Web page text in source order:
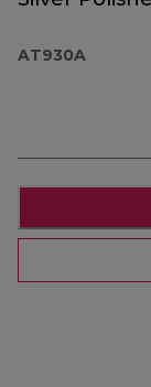
AT930A